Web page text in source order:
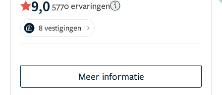
9,0 5770 ervaringen
8 vestigingen
Meer informatie